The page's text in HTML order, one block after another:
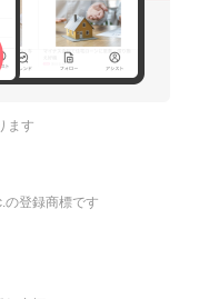
ます
登録商標です